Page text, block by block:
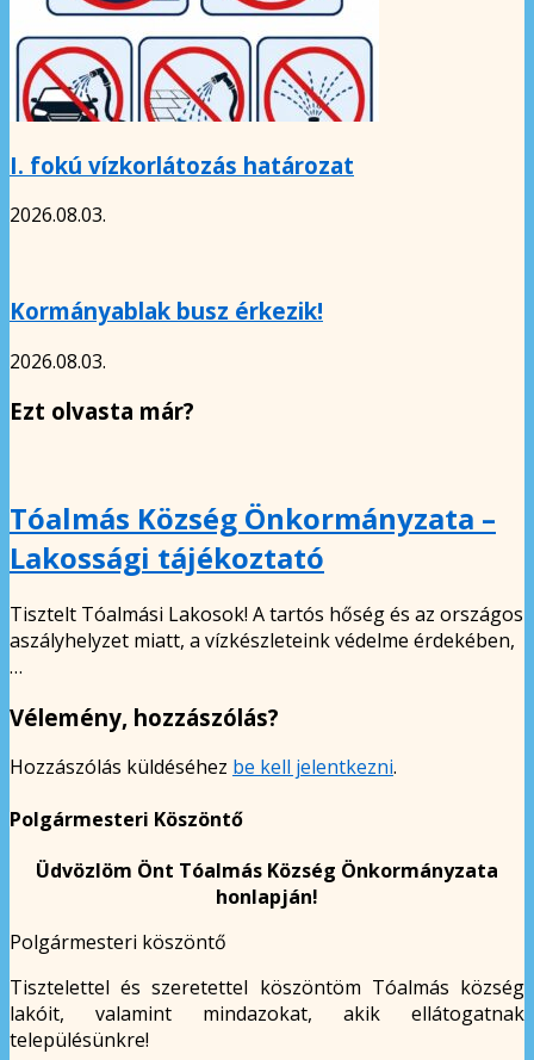
I. fokú vízkorlátozás határozat
2026.08.03.
Kormányablak busz érkezik!
2026.08.03.
Ezt olvasta már?
Tóalmás Község Önkormányzata –
Lakossági tájékoztató
Tisztelt Tóalmási Lakosok! A tartós hőség és az országos
aszályhelyzet miatt, a vízkészleteink védelme érdekében,
…
Vélemény, hozzászólás?
Hozzászólás küldéséhez be kell jelentkezni.
Polgármesteri Köszöntő
Üdvözlöm Önt Tóalmás Község Önkormányzata
honlapján!
Polgármesteri köszöntő
Tisztelettel és szeretettel köszöntöm Tóalmás község
lakóit, valamint mindazokat, akik ellátogatnak
településünkre!